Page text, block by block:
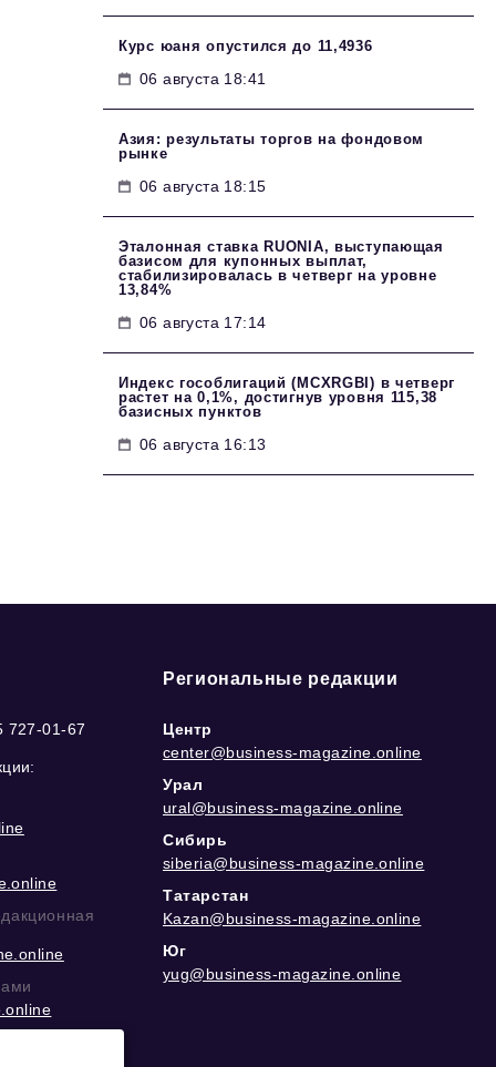
Курс юаня опустился до 11,4936
06 августа 18:41
Азия: результаты торгов на фондовом
рынке
06 августа 18:15
Эталонная ставка RUONIA, выступающая
базисом для купонных выплат,
стабилизировалась в четверг на уровне
13,84%
06 августа 17:14
Индекс гособлигаций (MCXRGBI) в четверг
растет на 0,1%, достигнув уровня 115,38
базисных пунктов
06 августа 16:13
727-01-67
Региональные редакции
Центр
center@business-magazine.online
Урал
ural@business-magazine.online
Сибирь
siberia@business-magazine.online
Татарстан
Kazan@business-magazine.online
Юг
yug@business-magazine.online